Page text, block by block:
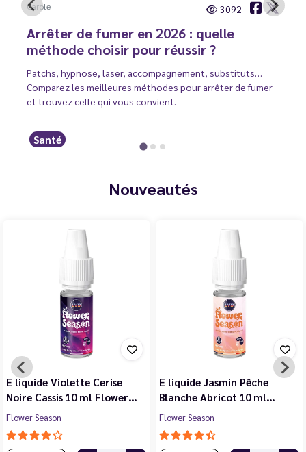
Carole 3092
Arrêter de fumer en 2026 : quelle
méthode choisir pour réussir ?
Patchs, hypnose, laser, accompagnement, substituts…
Comparez les meilleures méthodes pour arrêter de fumer
et trouvez celle qui vous convient.
Santé
Nouveautés
E liquide Violette Cerise
Noire Cassis 10 ml Flower…
Flower Season
E liquide Jasmin Pêche
Blanche Abricot 10 ml…
Flower Season